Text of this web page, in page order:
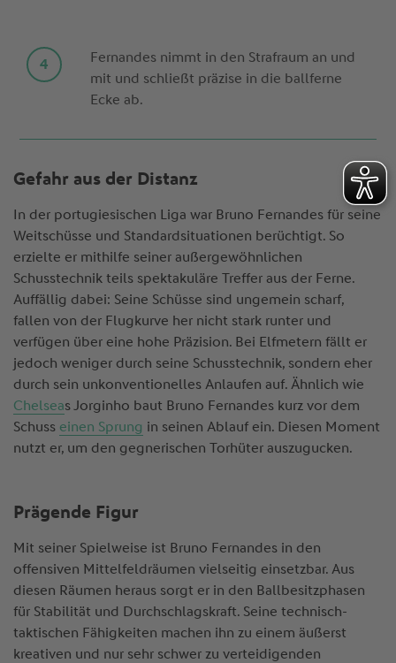
Fernandes nimmt in den Strafraum an und
mit und schließt präzise in die ballferne
Ecke ab.
Gefahr aus der Distanz
In der portugiesischen Liga war Bruno Fernandes für seine
Weitschüsse und Standardsituationen berüchtigt. So
erzielte er mithilfe seiner außergewöhnlichen
Schusstechnik teils spektakuläre Treffer aus der Ferne.
Auffällig dabei: Seine Schüsse sind ungemein scharf,
fallen von der Flugkurve her nicht stark runter und
verfügen über eine hohe Präzision. Bei Elfmetern fällt er
jedoch weniger durch seine Schusstechnik, sondern eher
durch sein unkonventionelles Anlaufen auf. Ähnlich wie
Chelseas Jorginho baut Bruno Fernandes kurz vor dem
Schuss einen Sprung in seinen Ablauf ein. Diesen Moment
nutzt er, um den gegnerischen Torhüter auszugucken.
Prägende Figur
Mit seiner Spielweise ist Bruno Fernandes in den
offensiven Mittelfeldräumen vielseitig einsetzbar. Aus
diesen Räumen heraus sorgt er in den Ballbesitzphasen
für Stabilität und Durchschlagskraft. Seine technisch-
taktischen Fähigkeiten machen ihn zu einem äußerst
kreativen und nur sehr schwer zu verteidigenden